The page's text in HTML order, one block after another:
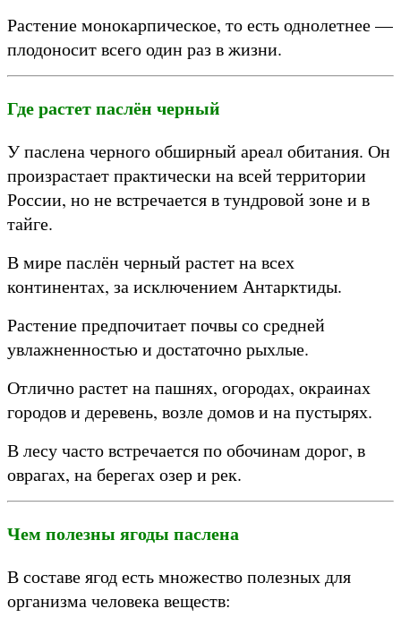
Растение монокарпическое, то есть однолетнее —
плодоносит всего один раз в жизни.
Где растет паслён черный
У паслена черного обширный ареал обитания. Он
произрастает практически на всей территории
России, но не встречается в тундровой зоне и в
тайге.
В мире паслён черный растет на всех
континентах, за исключением Антарктиды.
Растение предпочитает почвы со средней
увлажненностью и достаточно рыхлые.
Отлично растет на пашнях, огородах, окраинах
городов и деревень, возле домов и на пустырях.
В лесу часто встречается по обочинам дорог, в
оврагах, на берегах озер и рек.
Чем полезны ягоды паслена
В составе ягод есть множество полезных для
организма человека веществ: